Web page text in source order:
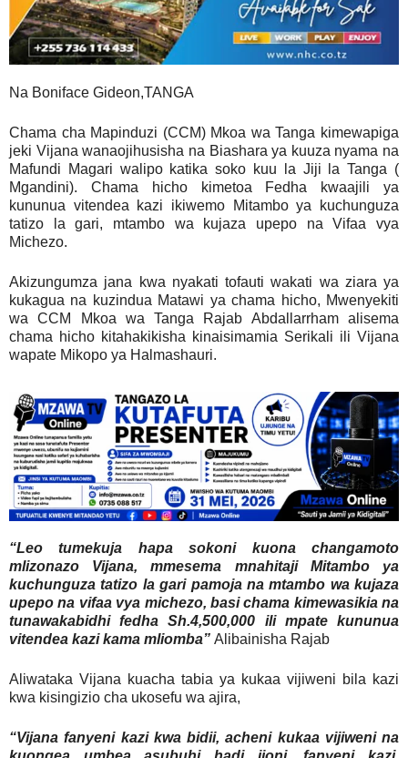
Na Boniface Gideon,TANGA
Chama cha Mapinduzi (CCM) Mkoa wa Tanga kimewapiga
jeki Vijana wanaojihusisha na Biashara ya kuuza nyama na
Mafundi Magari walipo katika soko kuu la Jiji la Tanga (
Mgandini). Chama hicho kimetoa Fedha kwaajili ya
kununua vitendea kazi ikiwemo Mitambo ya kuchunguza
tatizo la gari, mtambo wa kujaza upepo na Vifaa vya
Michezo.
Akizungumza jana kwa nyakati tofauti wakati wa ziara ya
kukagua na kuzindua Matawi ya chama hicho, Mwenyekiti
wa CCM Mkoa wa Tanga Rajab Abdallarrham alisema
chama hicho kitahakikisha kinaisimamia Serikali ili Vijana
wapate Mikopo ya Halmashauri.
“Leo tumekuja hapa sokoni kuona changamoto
mlizonazo Vijana, mmesema mnahitaji Mitambo ya
kuchunguza tatizo la gari pamoja na mtambo wa kujaza
upepo na vifaa vya michezo, basi chama kimewasikia na
tunawakabidhi fedha Sh.4,500,000 ili mpate kununua
vitendea kazi kama mliomba” Alibainisha Rajab
Aliwataka Vijana kuacha tabia ya kukaa vijiweni bila kazi
kwa kisingizio cha ukosefu wa ajira,
“Vijana fanyeni kazi kwa bidii, acheni kukaa vijiweni na